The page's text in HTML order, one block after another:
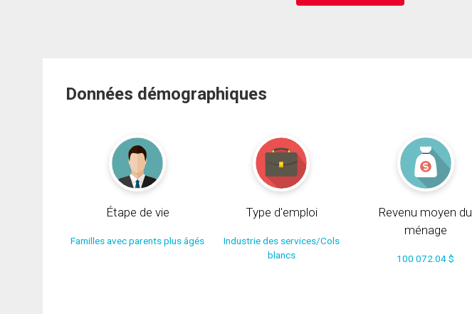
Données démographiques
Étape de vie
Familles avec parents plus âgés
Type d'emploi
Industrie des services/Cols
blancs
Revenu moyen du
ménage
100 072.04 $